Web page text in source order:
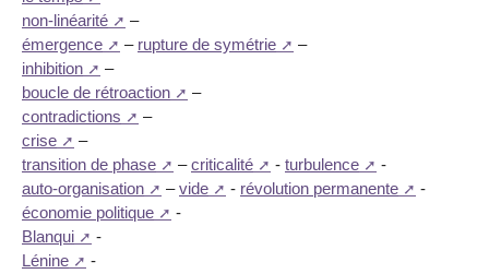
non-linéarité
–
émergence
– rupture de symétrie
–
inhibition
–
boucle de rétroaction
–
contradictions
–
crise
–
transition de phase
–criticalité - turbulence
-
auto-organisation
–vide - révolution permanente
-
économie politique
-
Blanqui
-
Lénine
-